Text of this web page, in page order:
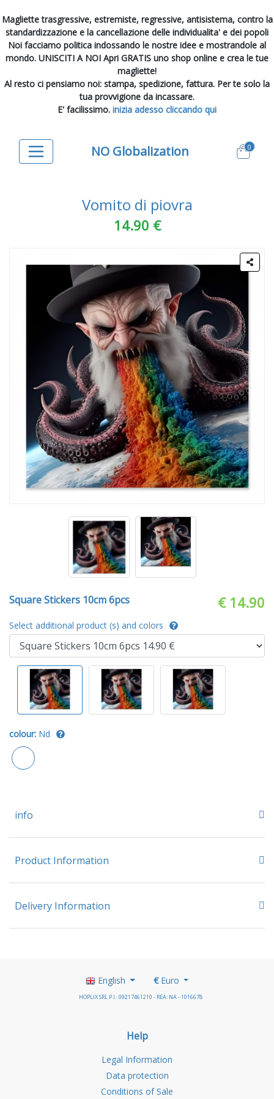
Magliette trasgressive, estremiste, regressive, antisistema, contro la
standardizzazione e la cancellazione delle individualita' e dei popoli
Noi facciamo politica indossando le nostre idee e mostrandole al
mondo. UNISCITI A NOI Apri GRATIS uno shop online e crea le tue
magliette!
Al resto ci pensiamo noi: stampa, spedizione, fattura. Per te solo la
tua provvigione da incassare.
E' facilissimo. inizia adesso cliccando qui
NO Globalization 0
Vomito di piovra
14.90 €
Square Stickers 10cm 6pcs € 14.90
Select additional product (s) and colors
colour: Nd
info
Product Information
Delivery Information
English €Euro
HOPLIX SRL P.I.: 09217461210 - REA: NA - 1016678
Help
Legal Information
Data protection
Conditions of Sale